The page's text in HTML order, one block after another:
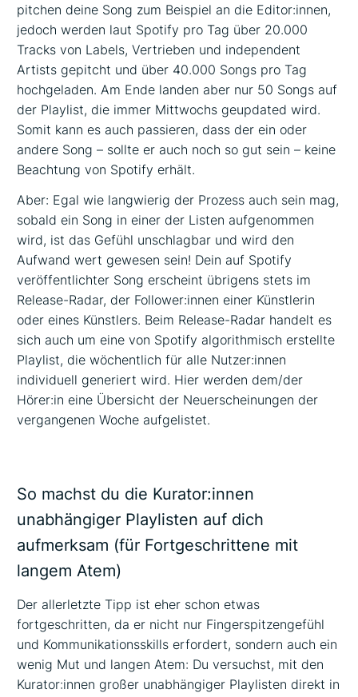
pitchen deine Song zum Beispiel an die Editor:innen,
jedoch werden laut Spotify pro Tag über 20.000
Tracks von Labels, Vertrieben und independent
Artists gepitcht und über 40.000 Songs pro Tag
hochgeladen. Am Ende landen aber nur 50 Songs auf
der Playlist, die immer Mittwochs geupdated wird.
Somit kann es auch passieren, dass der ein oder
andere Song – sollte er auch noch so gut sein – keine
Beachtung von Spotify erhält.
Aber: Egal wie ­langwierig der Prozess auch sein mag,
sobald ein Song in einer der Listen aufgenommen
wird, ist das Gefühl unschlagbar und wird den
Aufwand wert ­gewesen sein! Dein auf Spotify
veröffentlichter Song erscheint übrigens stets im
Release-Radar, der Follower:innen einer Künstlerin
oder eines Künstlers. Beim Release-Radar handelt es
sich auch um eine von Spotify algorithmisch erstellte
Playlist, die wöchentlich für alle Nutzer:innen
individuell generiert wird. Hier werden dem/der
Hörer:in eine Übersicht der Neuerscheinungen der
vergangenen Woche aufgelistet.
So machst du die Kurator:innen
unabhängiger Playlisten auf dich
aufmerksam (für Fortgeschrittene mit
langem Atem)
Der allerletzte Tipp ist eher schon etwas
fortgeschritten, da er nicht nur Fingerspitzengefühl
und Kommunikationsskills erfordert, sondern auch ein
wenig Mut und langen Atem: Du versuchst, mit den
Kurator:innen großer unabhängiger Playlisten direkt in